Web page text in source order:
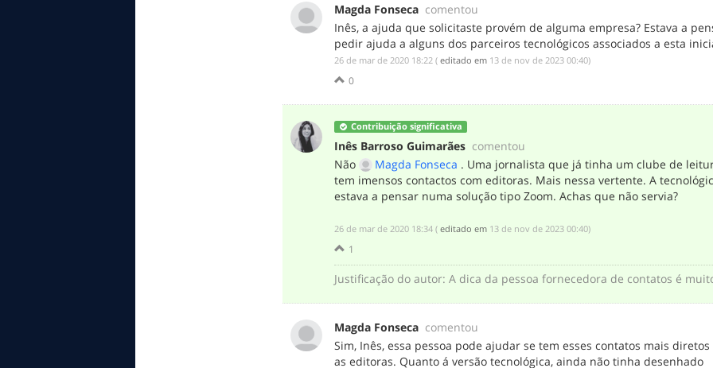
Magda Fonseca comentou
Inês, a ajuda que solicitaste provém de alguma empresa? Estava a
pedir ajuda a alguns dos parceiros tecnológicos associados a esta
‎26 de mar de 2020 18:22 (editado em ‎13 de nov de 2023 00:40)
0
Contribuição significativa
Inês Barroso Guimarães comentou
Não
Magda Fonseca . Uma jornalista que já tinha um clube de
tem imensos contactos com editoras. Mais nessa vertente. A
estava a pensar numa solução tipo Zoom. Achas que não servia?
‎26 de mar de 2020 18:34 (editado em ‎13 de nov de 2023 00:40)
1
Justificação do autor:A dica da pessoa fornecedora de contatos é
Magda Fonseca comentou
Sim, Inês, essa pessoa pode ajudar se tem esses contatos mais diretos
as editoras. Quanto á versão tecnológica, ainda não tinha desenhado